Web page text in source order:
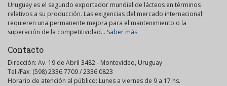
Uruguay es el segundo exportador mundial de lácteos en términos
relativos a su producción. Las exigencias del mercado internacional
requieren una permanente mejora para el mantenimiento o la
superación de la competitividad... Saber más
Contacto
Dirección: Av. 19 de Abril 3482 - Montevideo, Uruguay
Tel./Fax: (598) 2336 7709 / 2336 0823
Horario de atención al público: Lunes a viernes de 9 a 17 hs.